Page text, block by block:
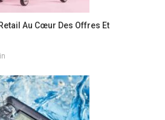
Au Cœur Des Offres Et